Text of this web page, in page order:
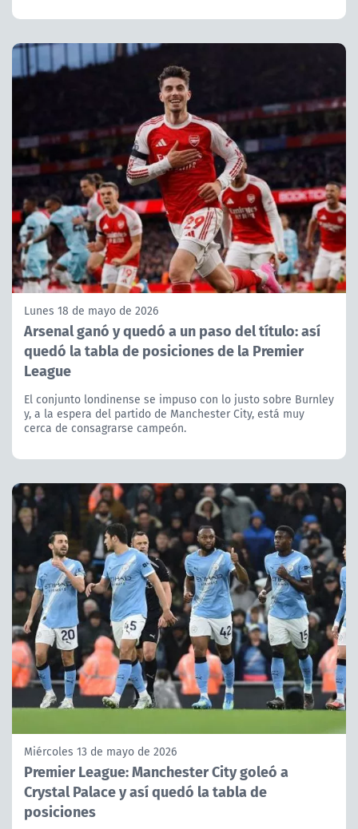
Lunes 18 de mayo de 2026
Arsenal ganó y quedó a un paso del título: así
quedó la tabla de posiciones de la Premier
League
El conjunto londinense se impuso con lo justo sobre Burnley
y, a la espera del partido de Manchester City, está muy
cerca de consagrarse campeón.
Miércoles 13 de mayo de 2026
Premier League: Manchester City goleó a
Crystal Palace y así quedó la tabla de
posiciones